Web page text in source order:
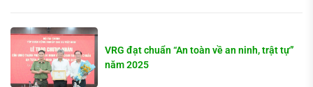
VRG đạt chuẩn “An toàn về an ninh, trật tự”
năm 2025